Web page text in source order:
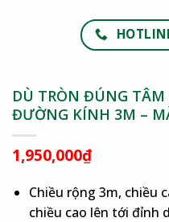
DÙ TRÒN ĐÚNG
ĐƯỜNG KÍNH 3M –
1,950,000₫
Chiều rộng 3m, chiều
chiều cao lên tới đỉnh